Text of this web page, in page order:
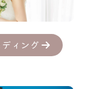
ディング